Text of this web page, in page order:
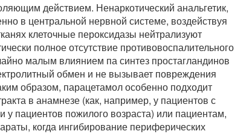
действием. Ненаркотический анальгетик,
в центральной нервной системе, воздействуя
клеточные пероксидазы нейтрализуют
полное отсутствие противовоспалительного
малым влиянием па синтез простагландинов
обмен и не вызывает повреждения
образом, парацетамол особенно подходит
в анамнезе (как, например, у пациентов с
пациентов пожилого возраста) или пациентам,
когда ингибирование периферических